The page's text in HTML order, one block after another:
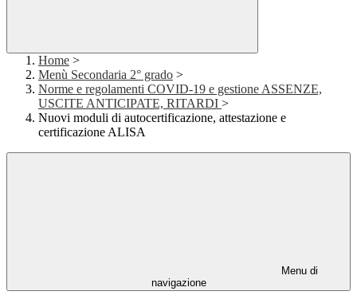
Home >
Menù Secondaria 2° grado >
Norme e regolamenti COVID-19 e gestione ASSENZE,
USCITE ANTICIPATE, RITARDI >
Nuovi moduli di autocertificazione, attestazione e
certificazione ALISA
Menu di
navigazione